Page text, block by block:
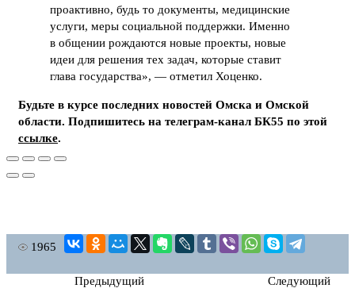
проактивно, будь то документы, медицинские
услуги, меры социальной поддержки. Именно
в общении рождаются новые проекты, новые
идеи для решения тех задач, которые ставит
глава государства», — отметил Хоценко.
Будьте в курсе последних новостей Омска и Омской
области. Подпишитесь на телеграм-канал БК55 по этой
ссылке.
1965
Предыдущий
Следующий